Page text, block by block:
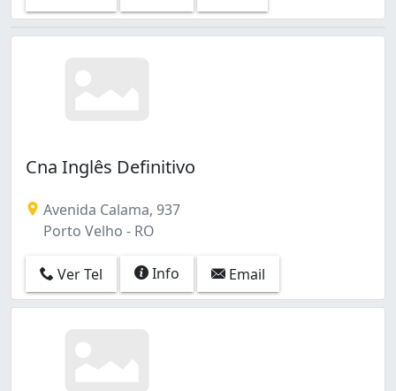
Cna Inglês Definitivo
Avenida Calama, 937
Porto Velho - RO
Ver Tel Info Email